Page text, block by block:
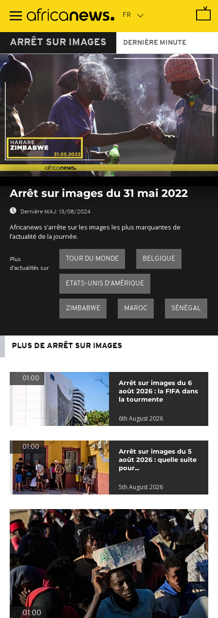
contenu
ARRÊT SUR IMAGES DERNIÈRE MINUTE
seconds
seconds
Arrêt sur images du 31 mai 2022
Dernière MAJ: 13/08/2024
Africanews s’arrête sur les images les plus marquantes de
l’actualité de la journée.
Plus
d'actualités sur
TOUR DU MONDE BELGIQUE
ETATS-UNIS D'AMÉRIQUE
ZIMBABWE MAROC SÉNÉGAL
PLUS DE ARRÊT SUR IMAGES
01:00
Arrêt sur images du 6
août 2026 : la FIFA dans
la tourmente
6th August 2026
01:00
Arrêt sur images du 5
août 2026 : quelle suite
pour...
5th August 2026
01:00